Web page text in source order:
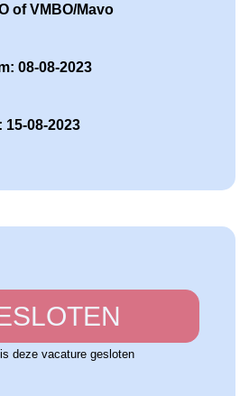
of VMBO/Mavo
08-08-2023
08-2023
deze vacature gesloten